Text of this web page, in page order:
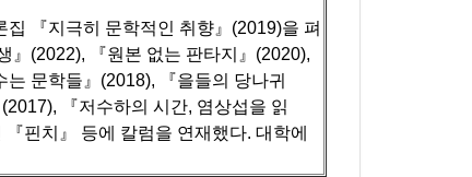
『지극히 문학적인 취향』(2019)을 펴
』(2022), 『원본 없는 판타지』(2020),
는 문학들』(2018), 『을들의 당나귀
『저수하의 시간, 염상섭을 읽
『핀치』 등에 칼럼을 연재했다. 대학에